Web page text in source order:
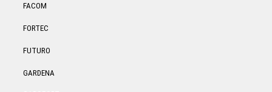
FACOM
FORTEC
FUTURO
GARDENA